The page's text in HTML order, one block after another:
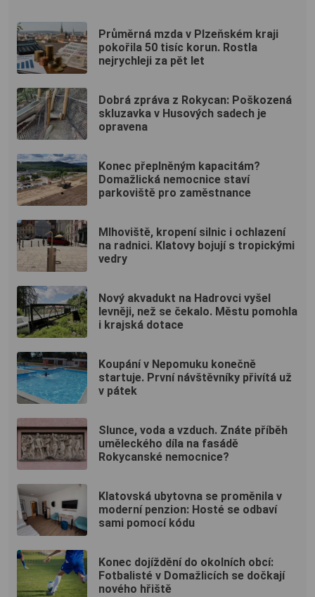
Průměrná mzda v Plzeňském kraji
pokořila 50 tisíc korun. Rostla
nejrychleji za pět let
Dobrá zpráva z Rokycan: Poškozená
skluzavka v Husových sadech je
opravena
Konec přeplněným kapacitám?
Domažlická nemocnice staví
parkoviště pro zaměstnance
Mlhoviště, kropení silnic i ochlazení
na radnici. Klatovy bojují s tropickými
vedry
Nový akvadukt na Hadrovci vyšel
levněji, než se čekalo. Městu pomohla
i krajská dotace
Koupání v Nepomuku konečně
startuje. První návštěvníky přivítá už
v pátek
Slunce, voda a vzduch. Znáte příběh
uměleckého díla na fasádě
Rokycanské nemocnice?
Klatovská ubytovna se proměnila v
moderní penzion: Hosté se odbaví
sami pomocí kódu
Konec dojíždění do okolních obcí:
Fotbalisté v Domažlicích se dočkají
nového hřiště